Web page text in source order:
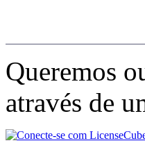
Queremos
através de